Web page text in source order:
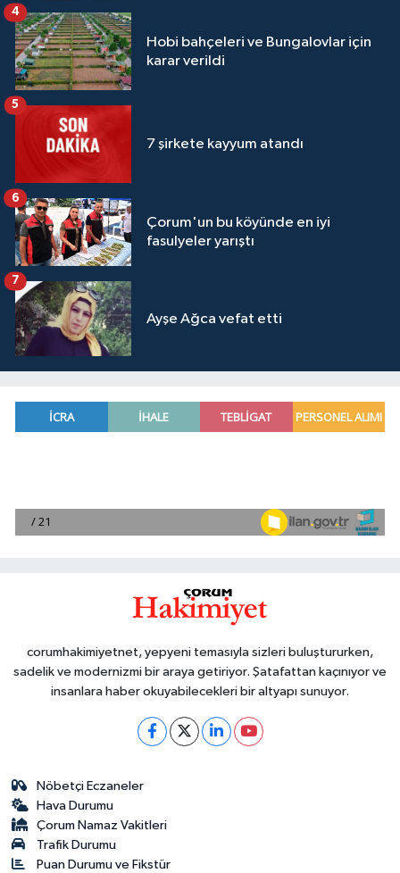
Hobi bahçeleri ve Bungalovlar için
karar verildi
4
7 şirkete kayyum atandı
5
Çorum'un bu köyünde en iyi
fasulyeler yarıştı
6
Ayşe Ağca vefat etti
7
corumhakimiyetnet, yepyeni temasıyla sizleri buluştururken,
sadelik ve modernizmi bir araya getiriyor. Şatafattan kaçınıyor ve
insanlara haber okuyabilecekleri bir altyapı sunuyor.
Nöbetçi Eczaneler
Hava Durumu
Çorum Namaz Vakitleri
Trafik Durumu
Puan Durumu ve Fikstür